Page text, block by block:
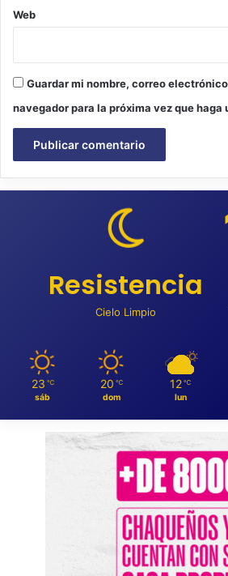
Web
Guardar mi nombre, correo
navegador para la próxima vez que haga
Resistencia
Cielo Limpio
23 ℃
sáb
20 ℃
dom
12 ℃
lun